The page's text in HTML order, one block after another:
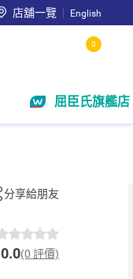
店舖一覽 English
0
屈臣氏旗艦店
分享給朋友
0.0(0 評價)